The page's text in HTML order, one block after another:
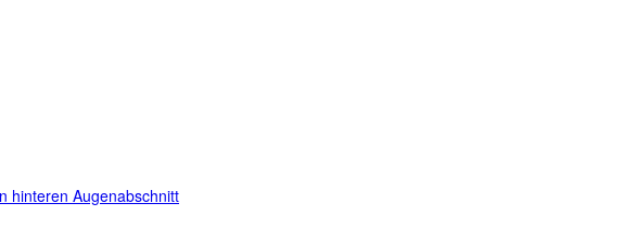
hinteren Augenabschnitt